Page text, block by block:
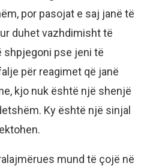
por pasojat e saj janë të
duhet vazhdimisht të
shpjegoni pse jeni të
për reagimet që janë
kjo nuk është një shenjë
Ky është një sinjal
mund të çojë në